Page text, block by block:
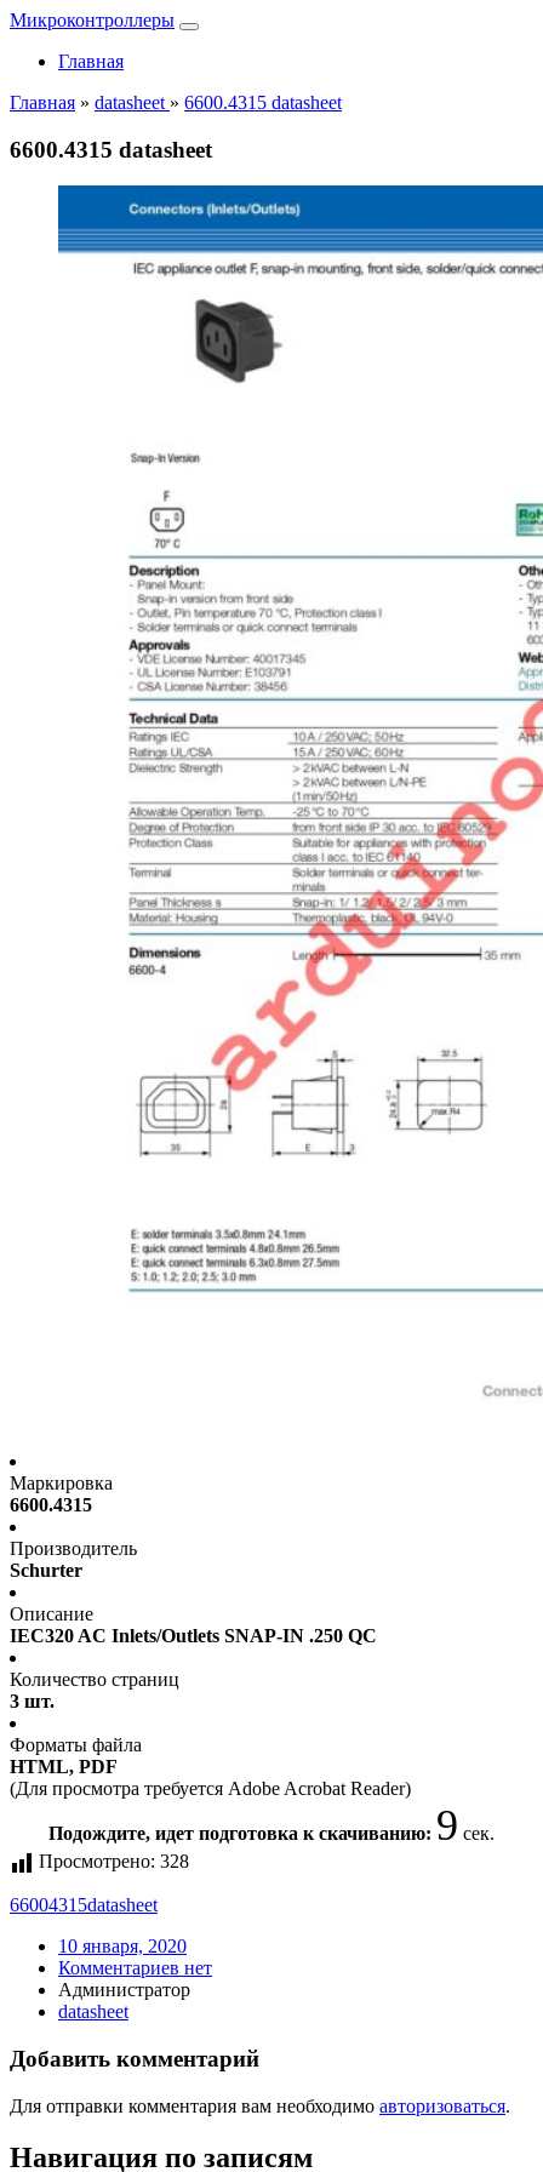
Микроконтроллеры
Главная
Главная » datasheet » 6600.4315 datasheet
6600.4315 datasheet
Маркировка
6600.4315
Производитель
Schurter
Описание
IEC320 AC Inlets/Outlets SNAP-IN .250 QC
Количество страниц
3 шт.
Форматы файла
HTML, PDF
(Для просмотра требуется Adobe Acrobat Reader)
Подождите, идет подготовка к скачиванию: 9 сек.
Просмотрено: 328
66004315datasheet
10 января, 2020
Комментариев нет
Администратор
datasheet
Добавить комментарий
Для отправки комментария вам необходимо авторизоваться.
Навигация по записям